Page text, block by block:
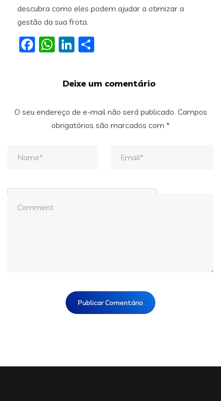
descubra como eles podem ajudar a otimizar a
gestão da sua frota.
Facebook
WhatsApp
LinkedIn
Deixe um comentário
O seu endereço de e-mail não será publicado. Campos
obrigatórios são marcados com *